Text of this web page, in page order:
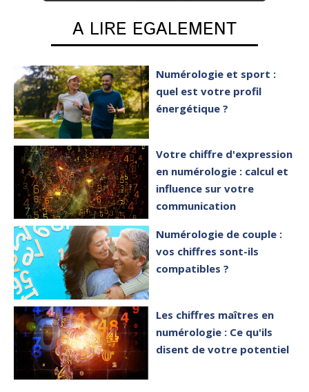
A LIRE EGALEMENT
Numérologie et sport :
quel est votre profil
énergétique ?
Votre chiffre d'expression
en numérologie : calcul et
influence sur votre
communication
Numérologie de couple :
vos chiffres sont-ils
compatibles ?
Les chiffres maîtres en
numérologie : Ce qu'ils
disent de votre potentiel